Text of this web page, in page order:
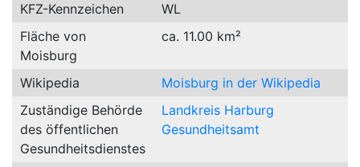
KFZ-Kennzeichen
WL
Fläche von
Moisburg
ca. 11.00 km²
Wikipedia
Moisburg in der Wikipedia
Zuständige Behörde
des öffentlichen
Gesundheitsdienstes
Landkreis Harburg
Gesundheitsamt